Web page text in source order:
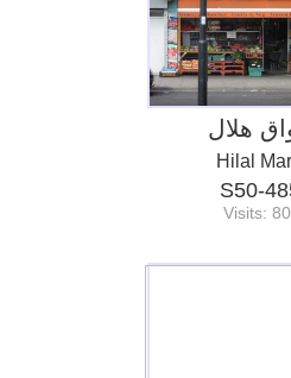
هلال
Hilal
S50-
Visits: